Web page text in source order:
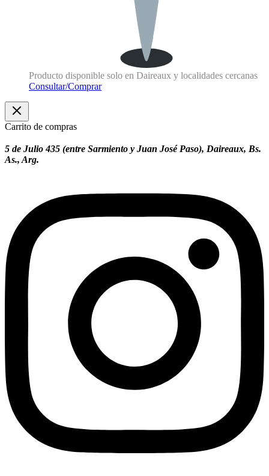
Producto disponible solo en Daireaux y localidades cercanas
Consultar/Comprar
Carrito de compras
5 de Julio 435 (entre Sarmiento y Juan José Paso), Daireaux, Bs.
As., Arg.